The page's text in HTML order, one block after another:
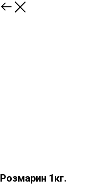
Розмарин 1кг.